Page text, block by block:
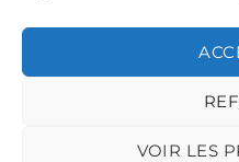
VOIR LES
2645 Route de Cadenet